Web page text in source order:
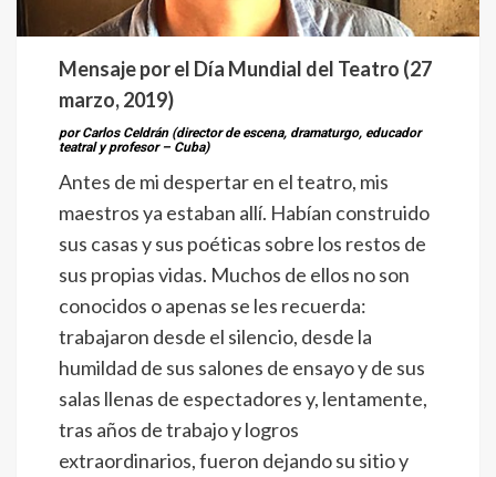
Mensaje por el Día Mundial del Teatro (27
marzo, 2019)
por Carlos Celdrán (director de escena, dramaturgo, educador
teatral y profesor – Cuba)
Antes de mi despertar en el teatro, mis
maestros ya estaban allí. Habían construido
sus casas y sus poéticas sobre los restos de
sus propias vidas. Muchos de ellos no son
conocidos o apenas se les recuerda:
trabajaron desde el silencio, desde la
humildad de sus salones de ensayo y de sus
salas llenas de espectadores y, lentamente,
tras años de trabajo y logros
extraordinarios, fueron dejando su sitio y